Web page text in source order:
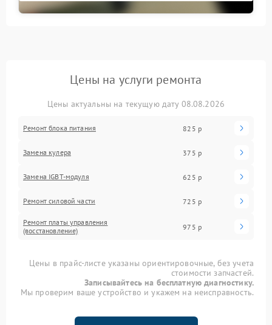
Цены на услуги ремонта
Цены актуальны на текущую дату 08.08.2026
Ремонт блока питания 825 р
Замена кулера 375 р
Замена IGBT-модуля 625 р
Ремонт силовой части 725 р
Ремонт платы управления
(восстановление)
975 р
Цены в прайс-листе указаны ориентировочные, без учета
стоимости запчастей.
Записывайтесь на бесплатную диагностику.
Мы проверим ваше устройство и укажем на неисправность.